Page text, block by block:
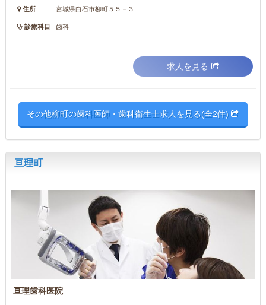
住所 宮城県白石市柳町５５－３
診療科目 歯科
求人を見る
その他柳町の歯科医師・歯科衛生士求人を見る(全2件)
亘理町
亘理歯科医院